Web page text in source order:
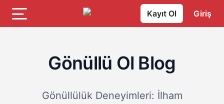
Kayıt Ol Giriş
Gönüllü Ol Blog
Gönüllülük Deneyimleri: İlham